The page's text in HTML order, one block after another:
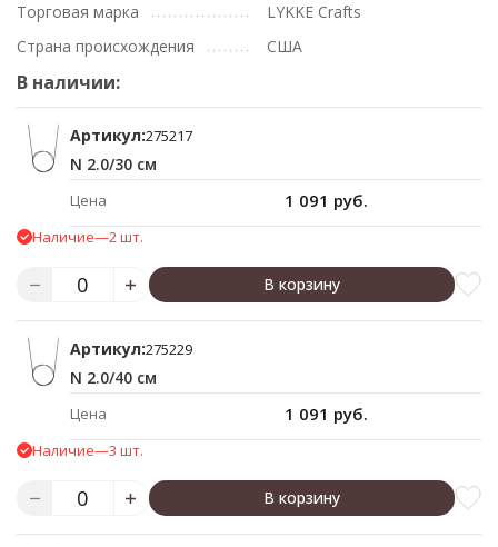
Торговая марка
LYKKE Crafts
Страна происхождения
США
В наличии:
Артикул:275217
N 2.0/30 см
Цена 1 091 руб.
Наличие—2 шт.
В корзину
Артикул:275229
N 2.0/40 см
Цена 1 091 руб.
Наличие—3 шт.
В корзину